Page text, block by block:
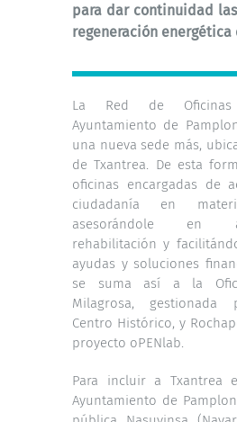
para dar continuidad
regeneración
La Red de
Ayuntamiento de
una nueva sede más,
de Txantrea. De esta
oficinas encargadas de
ciudadanía en
asesorándole en
rehabilitación y
ayudas y soluciones
se suma así a la
Milagrosa, gestionada
Centro Histórico, y
proyecto oPENlab.
Para incluir a Txantrea
Ayuntamiento de